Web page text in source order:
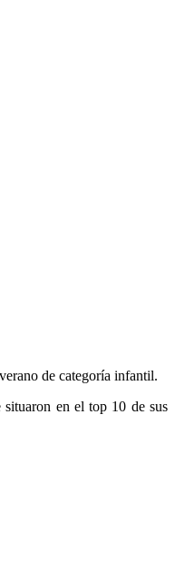
de categoría infantil.
en el top 10 de sus